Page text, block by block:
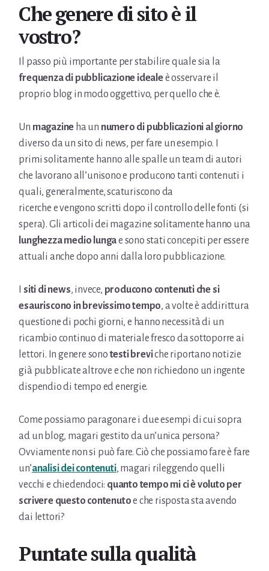
Che genere di sito è il
vostro?
Il passo più importante per stabilire quale sia la
frequenza di pubblicazione idealeè osservare il
proprio blog in modo oggettivo, per quello che è.
Un magazine ha un numero di pubblicazioni al giorno
diverso da un sito di news, per fare un esempio. I
primi solitamente hanno alle spalle un team di autori
che lavorano all’unisono e producono tanti contenuti i
quali, generalmente, scaturiscono da
ricerche e vengono scritti dopo il controllo delle fonti (si
spera). Gli articoli dei magazine solitamente hanno una
lunghezza medio lungae sono stati concepiti per essere
attuali anche dopo anni dalla loro pubblicazione.
siti di news, invece, producono contenuti che si
esauriscono in brevissimo tempo, a volte è addirittura
questione di pochi giorni, e hanno necessità di un
ricambio continuo di materiale fresco da sottoporre ai
lettori. In genere sono testi breviche riportano notizie
già pubblicate altrove e che non richiedono un ingente
dispendio di tempo ed energie.
Come possiamo paragonare i due esempi di cui sopra
ad un blog, magari gestito da un’unica persona?
Ovviamente non si può fare. Ciò che possiamo fare è fare
un’analisi dei contenuti, magari rileggendo quelli
vecchi e chiedendoci: quanto tempo mi ci è voluto per
scrivere questo contenutoe che risposta sta avendo
dai lettori?
Puntate sulla qualità